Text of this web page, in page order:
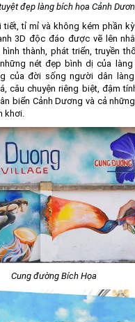
đẹp làng bích họa Cảnh
tiết, tỉ mỉ và không kém phần
3D độc đáo được vẽ lên
thành, phát triển, truyền
nét đẹp bình dị của làng
của đời sống người dân làng
câu chuyện riêng biệt, đậm
biển Cảnh Dương và cả
khơi.
Cung đường Bích Họa